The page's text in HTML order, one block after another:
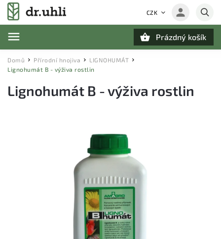
CZK
Prázdný košík
Domů / Přírodní hnojiva / LIGNOHUMÁT /
Lignohumát B - výživa rostlin
Lignohumát B - výživa rostlin